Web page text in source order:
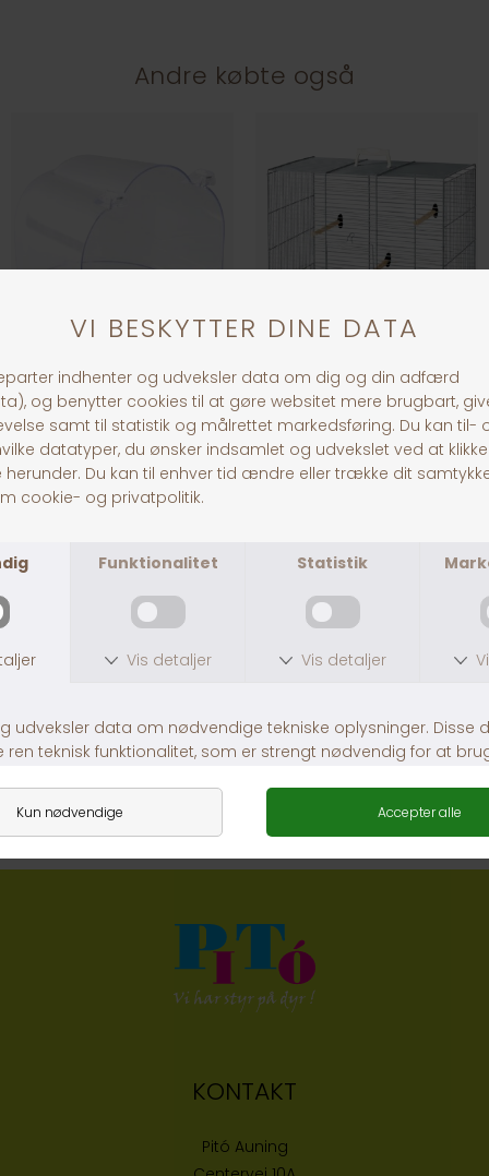
Andre købte også
Fuglebad Halvrundt
DKK 49,00
Primo 40 Fuglebur
DKK 599,00
Fuglesand
DKK 45,00
DKK 179,00
KONTAKT
Pitó Auning